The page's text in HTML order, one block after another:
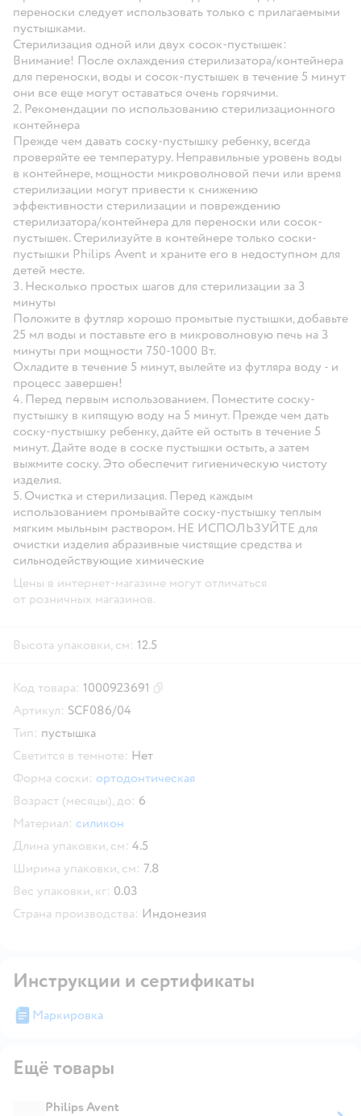
переноски следует использовать только с прилагаемыми
пустышками.
Стерилизация одной или двух сосок-пустышек:
Внимание! После охлаждения стерилизатора/контейнера
для переноски, воды и сосок-пустышек в течение 5 минут
они все еще могут оставаться очень горячими.
2. Рекомендации по использованию стерилизационного
контейнера
Прежде чем давать соску-пустышку ребенку, всегда
проверяйте ее температуру. Неправильные уровень воды
в контейнере, мощности микроволновой печи или время
стерилизации могут привести к снижению
эффективности стерилизации и повреждению
стерилизатора/контейнера для переноски или сосок-
пустышек. Стерилизуйте в контейнере только соски-
пустышки Philips Avent и храните его в недоступном для
детей месте.
3. Несколько простых шагов для стерилизации за 3
минуты
Положите в футляр хорошо промытые пустышки, добавьте
25 мл воды и поставьте его в микроволновую печь на 3
минуты при мощности 750-1000 Вт.
Охладите в течение 5 минут, вылейте из футляра воду - и
процесс завершен!
4. Перед первым использованием. Поместите соску-
пустышку в кипящую воду на 5 минут. Прежде чем дать
соску-пустышку ребенку, дайте ей остыть в течение 5
минут. Дайте воде в соске пустышки остыть, а затем
выжмите соску. Это обеспечит гигиеническую чистоту
изделия.
5. Очистка и стерилизация. Перед каждым
использованием промывайте соску-пустышку теплым
мягким мыльным раствором. НЕ ИСПОЛЬЗУЙТЕ для
очистки изделия абразивные чистящие средства и
сильнодействующие химические
Цены в интернет-магазине могут отличаться
от розничных магазинов.
Высота упаковки, см: 12.5
Код товара: 1000923691
Артикул: SCF086/04
Тип: пустышка
Светится в темноте: Нет
Форма соски: ортодонтическая
Возраст (месяцы), до: 6
Материал: силикон
Длина упаковки, см: 4.5
Ширина упаковки, см: 7.8
Вес упаковки, кг: 0.03
Страна производства: Индонезия
Инструкции и сертификаты
Маркировка
Ещё товары
Philips Avent